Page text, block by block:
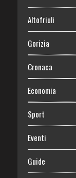
Altofriuli
Gorizia
Cronaca
Economia
Sport
Eventi
Guide